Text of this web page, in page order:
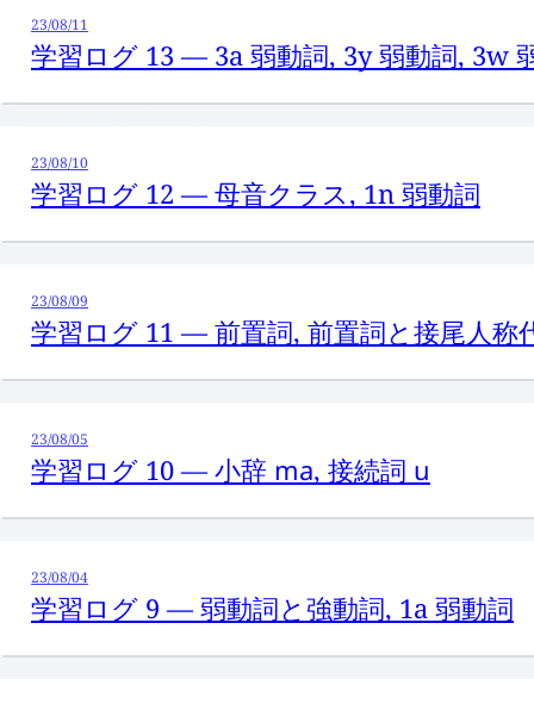
23/08/11
学習ログ 13 — 3a 弱動詞, 3y 弱動詞, 3w
23/08/10
学習ログ 12 — 母音クラス, 1n 弱動詞
23/08/09
学習ログ 11 — 前置詞, 前置詞と接尾人称
23/08/05
学習ログ 10 — 小辞 ma, 接続詞 u
23/08/04
学習ログ 9 — 弱動詞と強動詞, 1a 弱動詞